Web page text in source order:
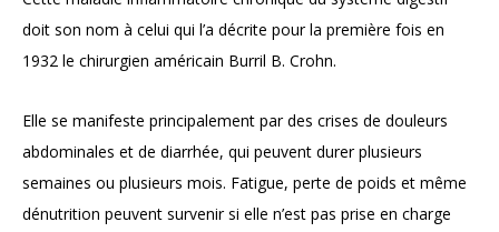
doit son nom à celui qui l’a décrite pour la première fois en
1932 le chirurgien américain Burril B. Crohn.
Elle se manifeste principalement par des crises de douleurs
abdominales et de diarrhée, qui peuvent durer plusieurs
semaines ou plusieurs mois. Fatigue, perte de poids et même
dénutrition peuvent survenir si elle n’est pas prise en charge